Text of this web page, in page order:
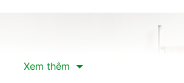
Xem thêm